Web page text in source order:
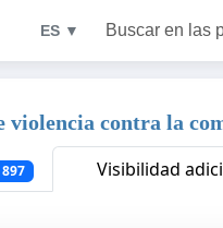
ES ▼ Buscar en las
violencia contra la
897 Visibilidad